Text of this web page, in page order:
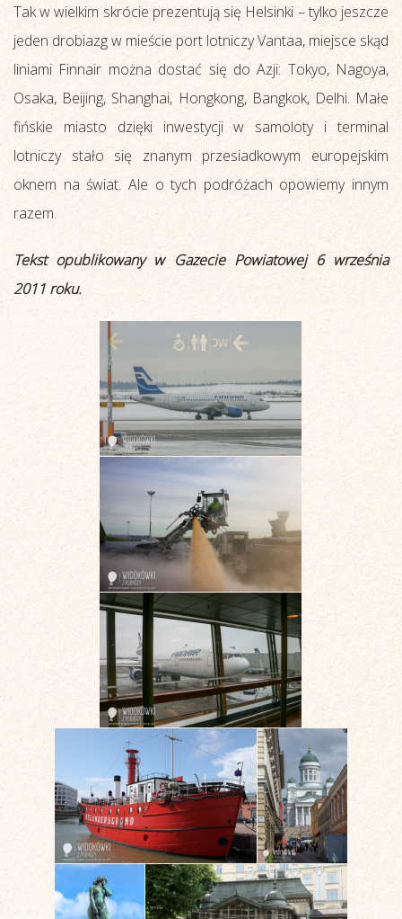
Tak w wielkim skrócie prezentują się Helsinki – tylko jeszcze
jeden drobiazg w mieście port lotniczy Vantaa, miejsce skąd
liniami Finnair można dostać się do Azji: Tokyo, Nagoya,
Osaka, Beijing, Shanghai, Hongkong, Bangkok, Delhi. Małe
fińskie miasto dzięki inwestycji w samoloty i terminal
lotniczy stało się znanym przesiadkowym europejskim
oknem na świat. Ale o tych podróżach opowiemy innym
razem.
Tekst opublikowany w Gazecie Powiatowej 6 września
2011 roku.